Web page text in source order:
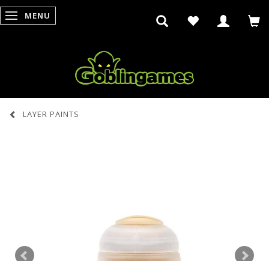
SKIFTE NAVIGATION
MENU
LAYER PAINTS